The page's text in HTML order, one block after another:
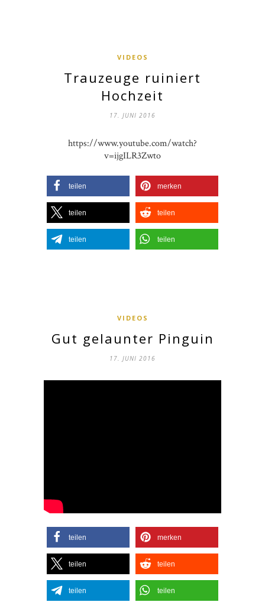
VIDEOS
Trauzeuge ruiniert
Hochzeit
17. JUNI 2016
https://www.youtube.com/watch?
v=ijgILR3Zwto
teilen merken
teilen teilen
teilen teilen
VIDEOS
Gut gelaunter Pinguin
17. JUNI 2016
teilen merken
teilen teilen
teilen teilen